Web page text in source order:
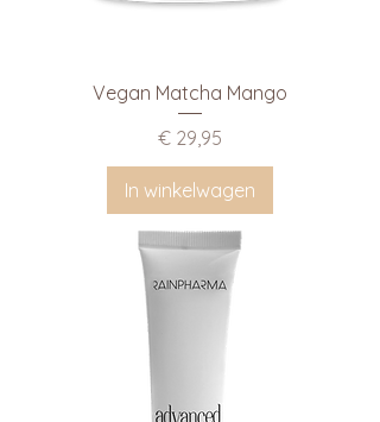
Vegan Matcha Mango
Prijs
€ 29,95
In winkelwagen